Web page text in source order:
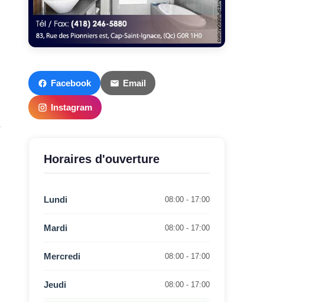
Facebook Email
Instagram
Horaires d'ouverture
Lundi 08:00 - 17:00
Mardi 08:00 - 17:00
Mercredi 08:00 - 17:00
Jeudi 08:00 - 17:00